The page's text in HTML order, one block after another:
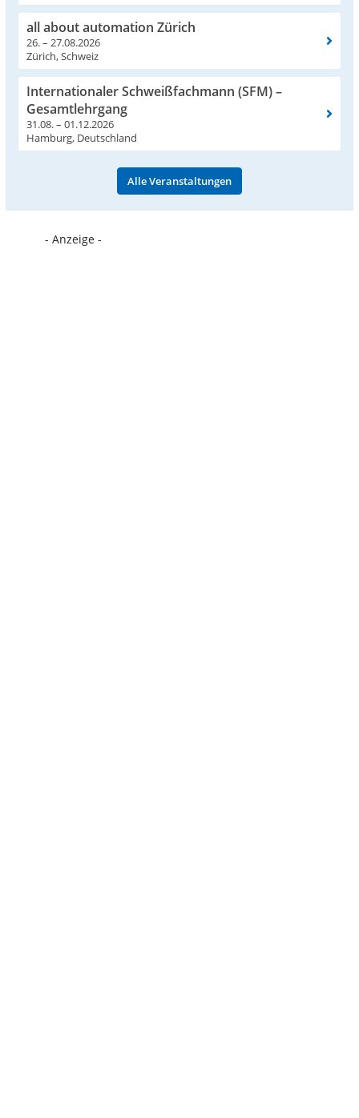
all about automation Zürich
26. – 27.08.2026
Zürich, Schweiz
Internationaler Schweißfachmann (SFM) –
Gesamtlehrgang
31.08. – 01.12.2026
Hamburg, Deutschland
Alle Veranstaltungen
- Anzeige -